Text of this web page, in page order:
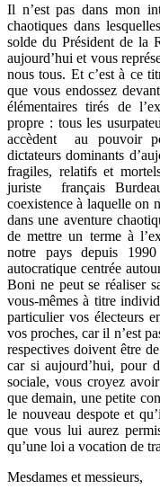
Il n’est pas dans mon
chaotiques dans
solde du Président de la
aujourd’hui et vous
nous tous. Et c’est à ce
que vous endossez
élémentaires tirés de
propre : tous les
accèdent au pouvoir
dictateurs dominants
fragiles, relatifs et
juriste français
coexistence à laquelle on
dans une aventure
de mettre un terme à
notre pays depuis
autocratique centrée
Boni ne peut se réaliser
vous-mêmes à titre
particulier vos électeurs
vos proches, car il n’est
respectives doivent être
car si aujourd’hui, pour
sociale, vous croyez
que demain, une petite
le nouveau despote et
que vous lui aurez
qu’une loi a vocation de
Mesdames et messieurs,